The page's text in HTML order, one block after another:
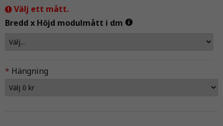
Välj ett mått.
Bredd x Höjd modulmått i dm
* Hängning